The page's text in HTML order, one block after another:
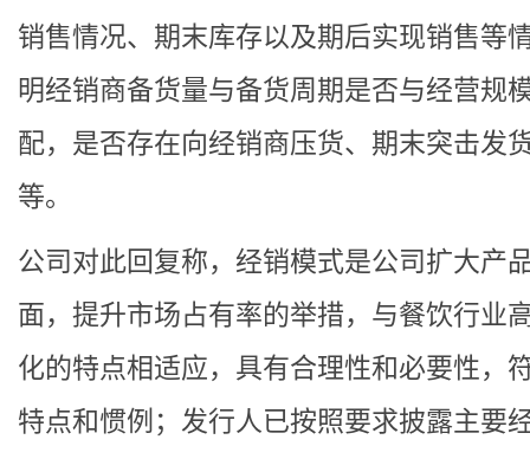
销售情况、期末库存以及期后实现销售等
明经销商备货量与备货周期是否与经营规
配，是否存在向经销商压货、期末突击发
等。
公司对此回复称，经销模式是公司扩大产
面，提升市场占有率的举措，与餐饮行业
化的特点相适应，具有合理性和必要性，
特点和惯例；发行人已按照要求披露主要